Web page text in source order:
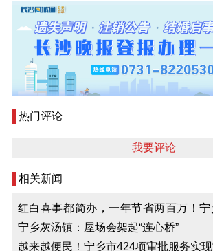
热门评论
我要评论
相关新闻
红白喜事都简办，一年节省两百万！
山村党员干部带头示范，文明乡风吹暖村
宁乡灰汤镇：屋场会架起“连心桥”
越来越便民！宁乡市424项审批服务实现